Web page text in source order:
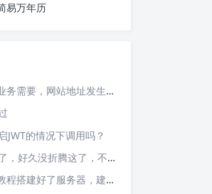
易万年历
: https://blog.xrbk.cn 网站图标: https://blog.xrbk.cn/favicon.png 网站描述: 记录学习与分享资源 RSS地址：https://blog.xrbk.cn/atom.xml 请您及时更新，给你带来的不便敬请谅解
JWT的情况下调用吗？
腾这了，不好意思哈，现在用的tailscale
替换planet文件后，加入了网络，服务器上看不到这个加入的客户端，这是为什么呢？